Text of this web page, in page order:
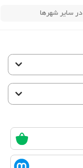
در سایر شهرها